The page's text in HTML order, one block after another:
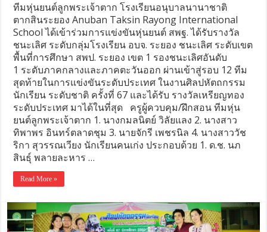
ทีมหุ่นยนต์ลูกพระเจ้าตาก โรงเรียนอนุบาลนานาชาติ
ตากสินระยอง Anuban Taksin Rayong International
School ได้เข้าร่วมการแข่งขันหุ่นยนต์ สพฐ. ได้รับรางวัล
ชนะเลิศ ระดับกลุ่มโรงเรียน อบจ. ระยอง ชนะเลิศ ระดับเขต
พื้นที่การศึกษา สพป. ระยอง เขต 1 รองชนะเลิศอันดับ
1 ระดับภาคกลางและภาคตะวันออก ผ่านเข้าสู่รอบ 12 ทีม
สุดท้ายในการแข่งขันระดับประเทศ ในงานศิลปหัตถกรรม
นักเรียน ระดับชาติ ครั้งที่ 67 และได้รับ รางวัลเหรียญทอง
ระดับประเทศ มาได้ในที่สุด ครูผู้ควบคุม/ฝึกสอน ทีมหุ่น
ยนต์ลูกพระเจ้าตาก 1. นางกมลนิตย์ วิลัยแลง 2. นางสาว
ทิพาพร อินทร์ตลาดชุม 3. นายจักรี เพชรนิล 4. นางสาววัช
ริกา สุวรรณเวียง นักเรียนคนเก่ง ประกอบด้วย 1. ด.ช. นภ
สินธุ์ พลายละหาร …
Read More »